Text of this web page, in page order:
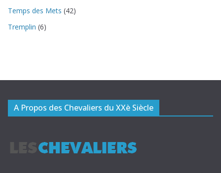
Temps des Mets (42)
Tremplin (6)
A Propos des Chevaliers du XXè Siècle